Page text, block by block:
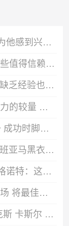
斯威尼遭魔术“挖墙脚”！米奇：我为他感到兴奋 这是他应得的！
米奇谈生涯首次抢七：确实有向一些值得信赖&经验丰富的人请教
米奇：“经验”这个词被过度美化了 缺乏经验也常被说得一无是处
戴格诺特：这个阶段就是关于意志力的较量 我相信马刺也有同感！
戴格诺特谈SGA：六年来始终如一 成功时脚踏实地挣扎时镇定专注
终局之战！马刺&雷霆入场穿搭 文班亚马黑衣人 SGA、切特黑白双煞
过去两年季后赛主场17胜3负？戴格诺特：这显然不能保证任何东西
梦幻联动！字母哥现身欧冠决赛现场 将最佳球员奖杯颁给维蒂尼亚
我自岿然不动！马刺G7首发：福克斯 卡斯尔 瓦塞尔 尚帕尼 文班